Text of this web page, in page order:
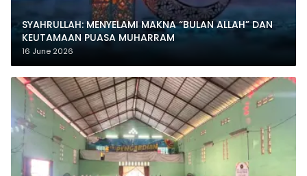
SYAHRULLAH: MENYELAMI MAKNA “BULAN ALLAH” DAN
KEUTAMAAN PUASA MUHARRAM
16 June 2026